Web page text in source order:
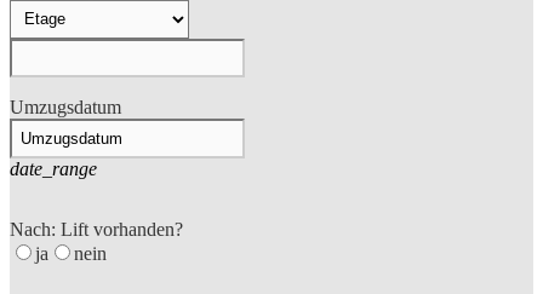
Umzugsdatum
date_range
Nach: Lift vorhanden?
ja
nein